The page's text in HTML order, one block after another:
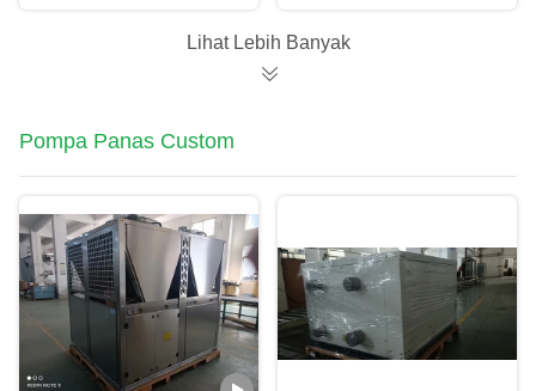
Lingkungan
suhu sekitar -25 ~ 43
Lihat Lebih Banyak
Pompa Panas Custom